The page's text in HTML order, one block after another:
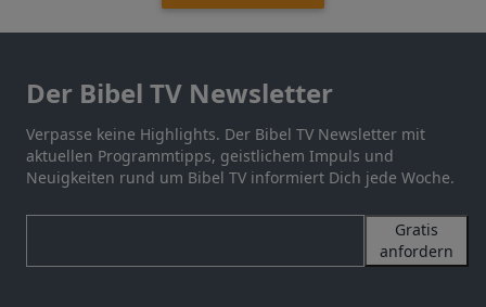
Der Bibel TV Newsletter
Verpasse keine Highlights. Der Bibel TV Newsletter mit
aktuellen Programmtipps, geistlichem Impuls und
Neuigkeiten rund um Bibel TV informiert Dich jede Woche.
Gratis
anfordern